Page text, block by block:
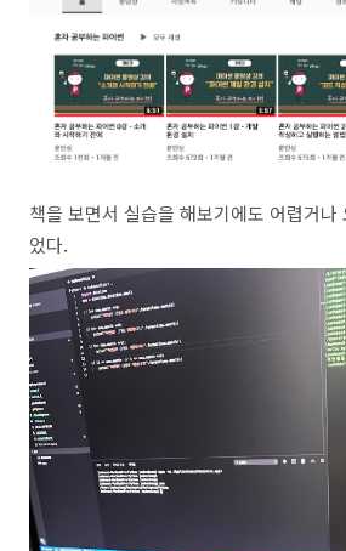
책을 보면서 실습을 해보기에도 어렵거나
었다.